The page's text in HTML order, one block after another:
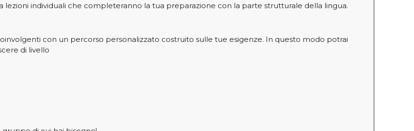
individuali che completeranno la tua preparazione con la parte strutturale della lingua.
con un percorso personalizzato costruito sulle tue esigenze. In questo modo potrai
di livello